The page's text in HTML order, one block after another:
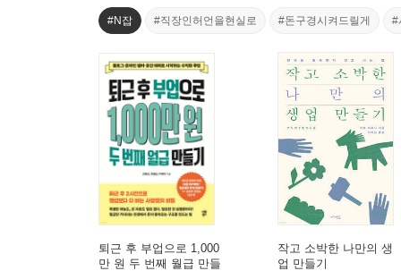
#N잡 #직장인허언을현실로 #돈구경시켜드릴게 #
퇴근 후 부업으로 1,000
만 원 두 번째 월급 만들
작고 소박한 나만의 생
업 만들기